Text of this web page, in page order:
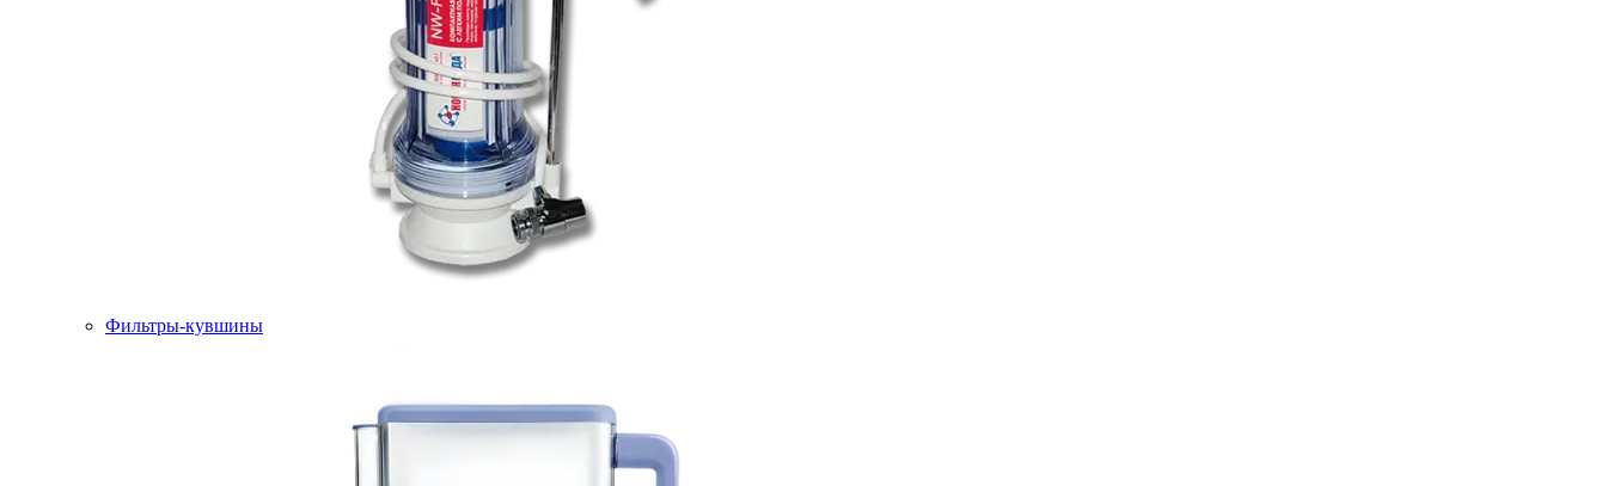
Фильтры-кувшины